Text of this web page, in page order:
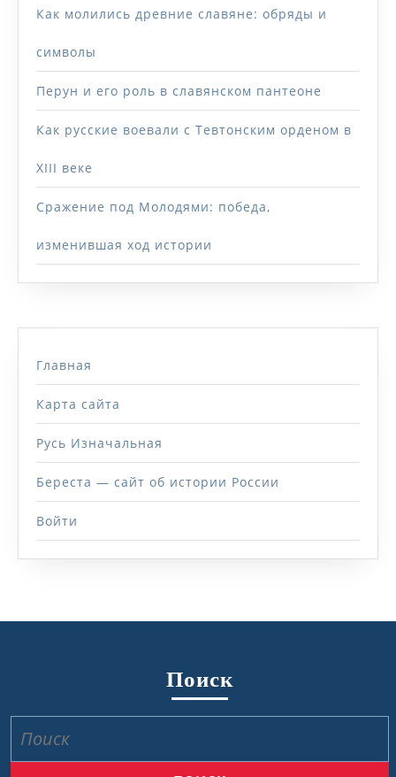
Как молились древние славяне: обряды и
символы
Перун и его роль в славянском пантеоне
Как русские воевали с Тевтонским орденом в
XIII веке
Сражение под Молодями: победа,
изменившая ход истории
Главная
Карта сайта
Русь Изначальная
Береста — сайт об истории России
Войти
Поиск